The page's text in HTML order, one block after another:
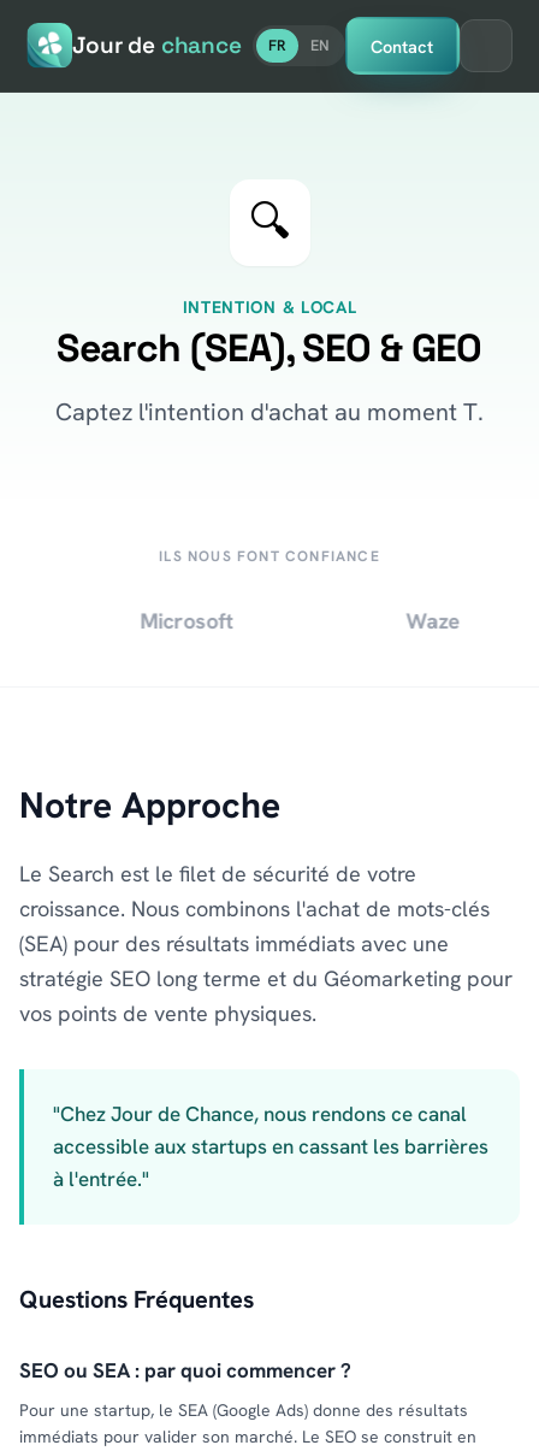
Jour de chance FR EN Contact
🔍
INTENTION & LOCAL
Search (SEA), SEO & GEO
Captez l'intention d'achat au moment T.
ILS NOUS FONT CONFIANCE
Microsoft Waze
Notre Approche
Le Search est le filet de sécurité de votre
croissance. Nous combinons l'achat de mots-clés
(SEA) pour des résultats immédiats avec une
stratégie SEO long terme et du Géomarketing pour
vos points de vente physiques.
"Chez Jour de Chance, nous rendons ce canal
accessible aux startups en cassant les barrières
à l'entrée."
Questions Fréquentes
SEO ou SEA : par quoi commencer ?
Pour une startup, le SEA (Google Ads) donne des résultats
immédiats pour valider son marché. Le SEO se construit en